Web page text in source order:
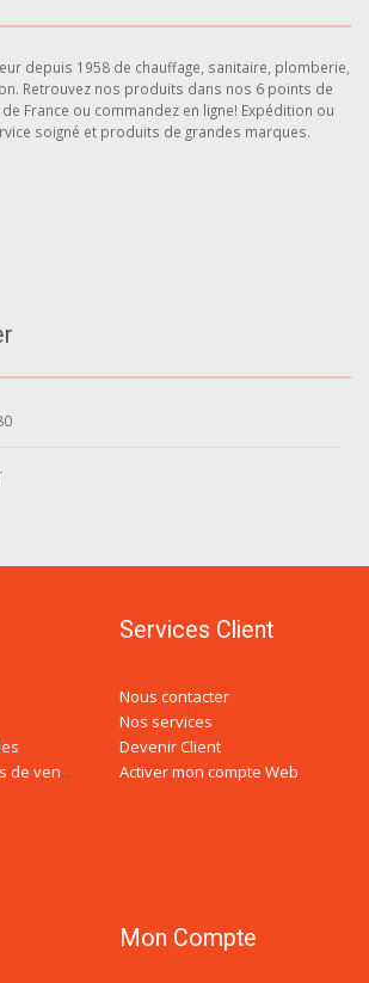
depuis 1958 de chauffage, sanitaire, plomberie,
Retrouvez nos produits dans nos 6 points de
France ou commandez en ligne! Expédition ou
soigné et produits de grandes marques.
Conditions générales de ventes
Services Client
Nous contacter
Nos services
Devenir Client
Activer mon compte Web
Mon Compte